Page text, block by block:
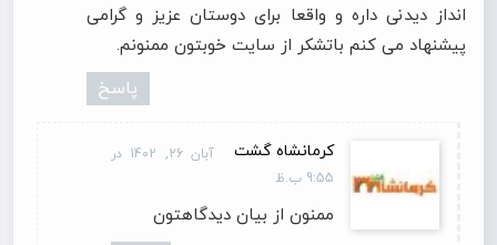
انداز دیدنی داره و واقعا برای دوستان عزیز و گرامی
پیشنهاد می کنم باتشکر از سایت خوبتون ممنونم.
پاسخ
کرمانشاه گشت
آبان 26, 1402 در
9:55 ب.ظ
ممنون از بیان دیدگاهتون